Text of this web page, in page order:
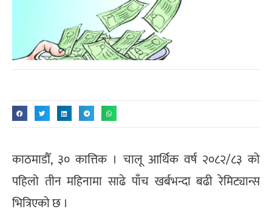
काठमाडौँ, ३० कात्तिक । चालू आर्थिक वर्ष २०८२/८३ को
पहिलो तीन महिनामा साढे पाँच खर्बभन्दा बढी रेमिट्यान्स
भित्रिएको छ ।